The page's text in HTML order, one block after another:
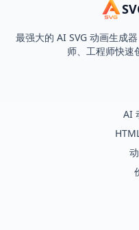
最强大的 AI SVG 动画生成
师、工程师快速
AI